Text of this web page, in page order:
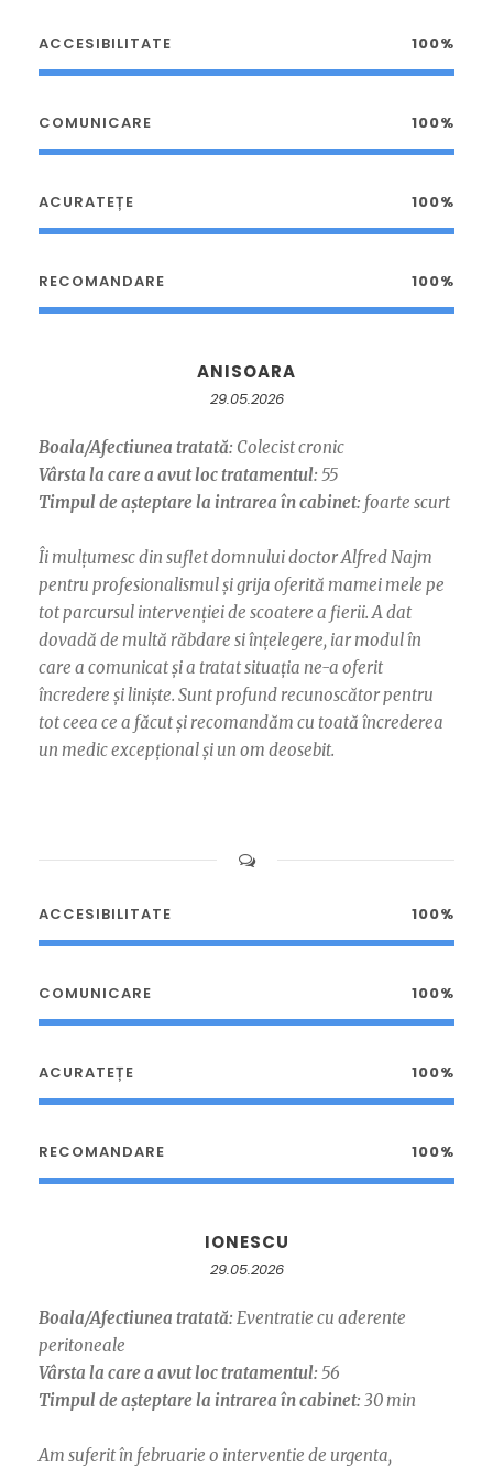
ACCESIBILITATE 100%
COMUNICARE 100%
ACURATEȚE 100%
RECOMANDARE 100%
ANISOARA
29.05.2026
Boala/Afectiunea tratată: Colecist cronic
Vârsta la care a avut loc tratamentul: 55
Timpul de așteptare la intrarea în cabinet: foarte scurt
Îi mulțumesc din suflet domnului doctor Alfred Najm
pentru profesionalismul și grija oferită mamei mele pe
tot parcursul intervenției de scoatere a fierii. A dat
dovadă de multă răbdare si înțelegere, iar modul în
care a comunicat și a tratat situația ne-a oferit
încredere și liniște. Sunt profund recunoscător pentru
tot ceea ce a făcut și recomandăm cu toată încrederea
un medic excepțional și un om deosebit.
ACCESIBILITATE 100%
COMUNICARE 100%
ACURATEȚE 100%
RECOMANDARE 100%
IONESCU
29.05.2026
Boala/Afectiunea tratată: Eventratie cu aderente
peritoneale
Vârsta la care a avut loc tratamentul: 56
Timpul de așteptare la intrarea în cabinet: 30 min
Am suferit în februarie o interventie de urgenta,